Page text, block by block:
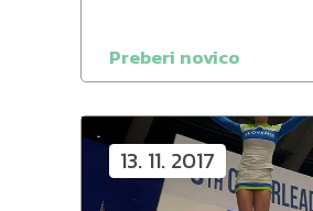
Preberi novico
13. 11. 2017